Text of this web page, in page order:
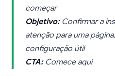
começar
Objetivo:Confirmar a
atenção para uma
configuração útil
CTA:Comece aqui